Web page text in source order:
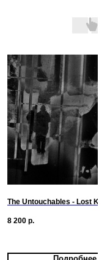
The Untouchables - Lost
8 200 р.